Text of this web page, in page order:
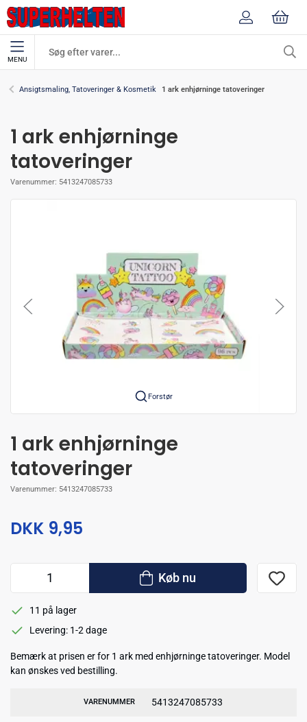
MENU
Ansigtsmaling, Tatoveringer & Kosmetik 1 ark enhjørninge tatoveringer
1 ark enhjørninge
tatoveringer
Varenummer: 5413247085733
Forstør
1 ark enhjørninge
tatoveringer
Varenummer: 5413247085733
DKK 9,95
Køb nu
11 på lager
Levering: 1-2 dage
Bemærk at prisen er for 1 ark med enhjørninge tatoveringer. Model
kan ønskes ved bestilling.
VARENUMMER 5413247085733